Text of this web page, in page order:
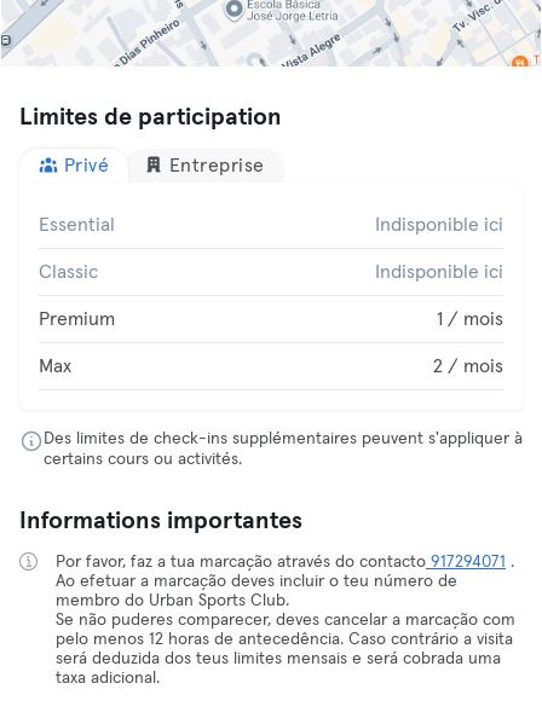
Limites de participation
Privé Entreprise
Essential Indisponible ici
Classic Indisponible ici
Premium 1 / mois
Max 2 / mois
Des limites de check-ins supplémentaires peuvent s'appliquer à
certains cours ou activités.
Informations importantes
Por favor, faz a tua marcação através do contacto 917294071 .
Ao efetuar a marcação deves incluir o teu número de
membro do Urban Sports Club.
Se não puderes comparecer, deves cancelar a marcação com
pelo menos 12 horas de antecedência. Caso contrário a visita
será deduzida dos teus limites mensais e será cobrada uma
taxa adicional.